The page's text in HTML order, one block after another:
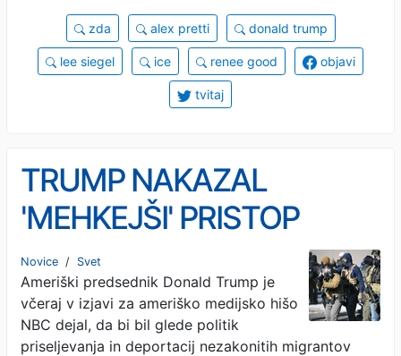
zda alex pretti donald trump
lee siegel ice renee good objavi
tvitaj
TRUMP NAKAZAL
'MEHKEJŠI' PRISTOP
GLEDE PRISELJEVANJA:
Po smrti dveh državljanov
poskuša umiriti razmere
Novice / Svet
Ameriški predsednik Donald Trump je
včeraj v izjavi za ameriško medijsko hišo
NBC dejal, da bi bil glede politik
priseljevanja in deportacij nezakonitih migrantov